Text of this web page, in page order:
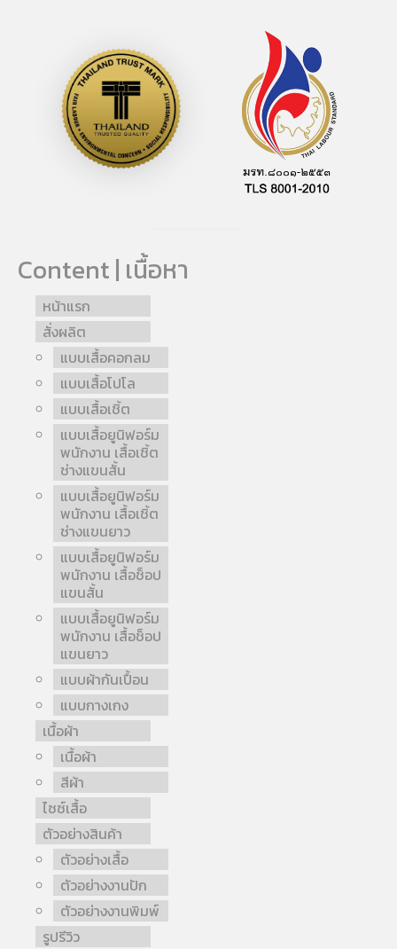
Content | เนื้อหา
หน้าแรก
สั่งผลิต
แบบเสื้อคอกลม
แบบเสื้อโปโล
แบบเสื้อเชิ้ต
แบบเสื้อยูนิฟอร์ม
พนักงาน เสื้อเชิ้ต
ช่างแขนสั้น
แบบเสื้อยูนิฟอร์ม
พนักงาน เสื้อเชิ้ต
ช่างแขนยาว
แบบเสื้อยูนิฟอร์ม
พนักงาน เสื้อช็อป
แขนสั้น
แบบเสื้อยูนิฟอร์ม
พนักงาน เสื้อช็อป
แขนยาว
แบบผ้ากันเปื้อน
แบบกางเกง
เนื้อผ้า
เนื้อผ้า
สีผ้า
ไซซ์เสื้อ
ตัวอย่างสินค้า
ตัวอย่างเสื้อ
ตัวอย่างงานปัก
ตัวอย่างงานพิมพ์
รูปรีวิว